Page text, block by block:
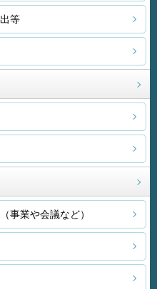
等
事業や会議など）